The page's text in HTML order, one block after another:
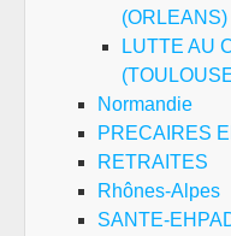
(ORLEANS)
LUTTE AU
Normandie
PRECAIRES
RETRAITES
Rhônes-Alpes
SANTE-